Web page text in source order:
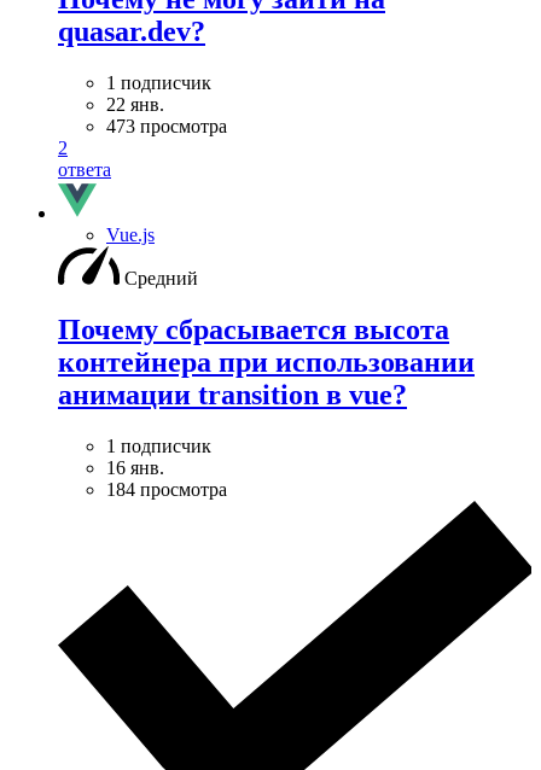
quasar.dev?
1 подписчик
22 янв.
473 просмотра
2
ответа
Vue.js
Средний
Почему сбрасывается высота
контейнера при использовании
анимации transition в vue?
1 подписчик
16 янв.
184 просмотра